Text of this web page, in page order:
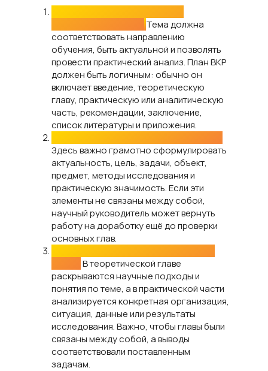
Тема должна
соответствовать направлению
обучения, быть актуальной и позволять
провести практический анализ. План ВКР
должен быть логичным: обычно он
включает введение, теоретическую
главу, практическую или аналитическую
часть, рекомендации, заключение,
список литературы и приложения.
Здесь важно грамотно сформулировать
актуальность, цель, задачи, объект,
предмет, методы исследования и
практическую значимость. Если эти
элементы не связаны между собой,
научный руководитель может вернуть
работу на доработку ещё до проверки
основных глав.
В теоретической главе
раскрываются научные подходы и
понятия по теме, а в практической части
анализируется конкретная организация,
ситуация, данные или результаты
исследования. Важно, чтобы главы были
связаны между собой, а выводы
соответствовали поставленным
задачам.